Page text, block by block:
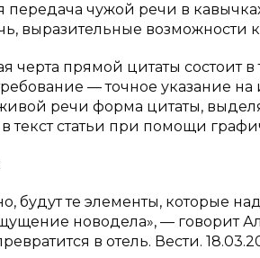
передача чужой речи в
выразительные возможности
черта прямой цитаты состоит
— точное указание
речи форма цитаты,
текст статьи при помощи
будут те элементы, которые
новодела», — говорит
в отель. Вести.